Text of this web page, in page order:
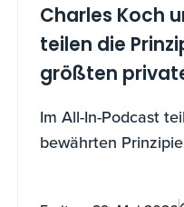
Charles Koch
teilen die
größten
Amerikas
Im All-In-Podcast
bewährten